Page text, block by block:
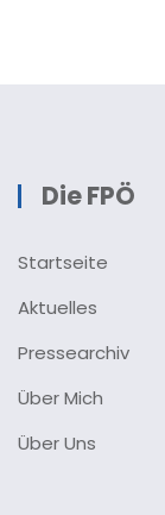
Die FPÖ
Startseite
Aktuelles
Pressearchiv
Über Mich
Über Uns